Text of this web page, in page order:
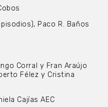
Paco R. Baños
Corral y Fran Araújo
Félez y Cristina
Cajías AEC